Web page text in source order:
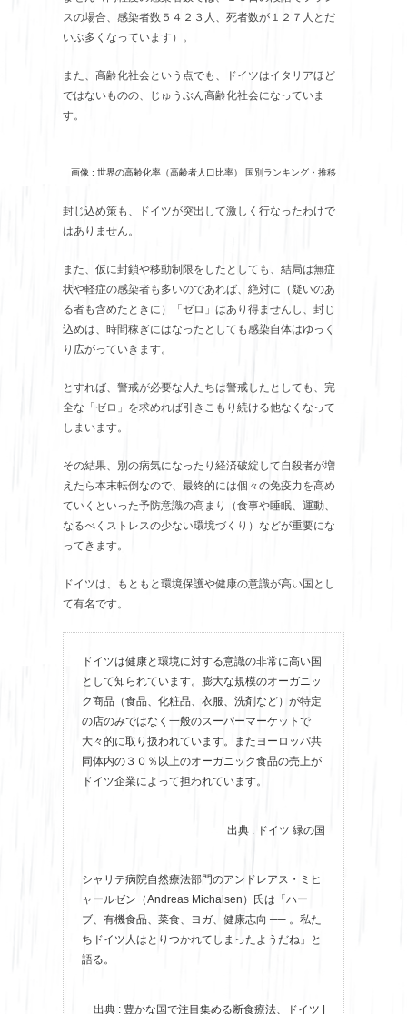
スの場合、感染者数５４２３人、死者数が１２７人とだ
いぶ多くなっています）。
また、高齢化社会という点でも、ドイツはイタリアほど
ではないものの、じゅうぶん高齢化社会になっていま
す。
画像 : 世界の高齢化率（高齢者人口比率） 国別ランキング・推移
封じ込め策も、ドイツが突出して激しく行なったわけで
はありません。
また、仮に封鎖や移動制限をしたとしても、結局は無症
状や軽症の感染者も多いのであれば、絶対に（疑いのあ
る者も含めたときに）「ゼロ」はあり得ませんし、封じ
込めは、時間稼ぎにはなったとしても感染自体はゆっく
り広がっていきます。
とすれば、警戒が必要な人たちは警戒したとしても、完
全な「ゼロ」を求めれば引きこもり続ける他なくなって
しまいます。
その結果、別の病気になったり経済破綻して自殺者が増
えたら本末転倒なので、最終的には個々の免疫力を高め
ていくといった予防意識の高まり（食事や睡眠、運動、
なるべくストレスの少ない環境づくり）などが重要にな
ってきます。
ドイツは、もともと環境保護や健康の意識が高い国とし
て有名です。
ドイツは健康と環境に対する意識の非常に高い国
として知られています。膨大な規模のオーガニッ
ク商品（食品、化粧品、衣服、洗剤など）が特定
の店のみではなく一般のスーパーマーケットで
大々的に取り扱われています。またヨーロッパ共
同体内の３０％以上のオーガニック食品の売上が
ドイツ企業によって担われています。
出典 : ドイツ 緑の国
シャリテ病院自然療法部門のアンドレアス・ミヒ
ャールゼン（Andreas Michalsen）氏は「ハー
ブ、有機食品、菜食、ヨガ、健康志向 ── 。私た
ちドイツ人はとりつかれてしまったようだね」と
語る。
出典 : 豊かな国で注目集める断食療法、ドイツ |